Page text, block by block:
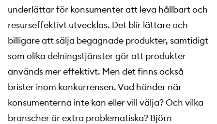
underlättar för konsumenter att leva hållbart och
resurseffektivt utvecklas. Det blir lättare och
billigare att sälja begagnade produkter, samtidigt
som olika delningstjänster gör att produkter
används mer effektivt. Men det finns också
brister inom konkurrensen. Vad händer när
konsumenterna inte kan eller vill välja? Och vilka
branscher är extra problematiska? Björn